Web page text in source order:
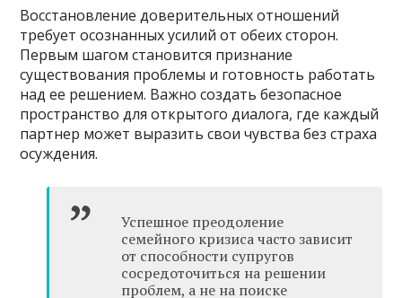
Восстановление доверительных отношений
требует осознанных усилий от обеих сторон.
Первым шагом становится признание
существования проблемы и готовность работать
над ее решением. Важно создать безопасное
пространство для открытого диалога, где каждый
партнер может выразить свои чувства без страха
осуждения.
Успешное преодоление
семейного кризиса часто зависит
от способности супругов
сосредоточиться на решении
проблем, а не на поиске